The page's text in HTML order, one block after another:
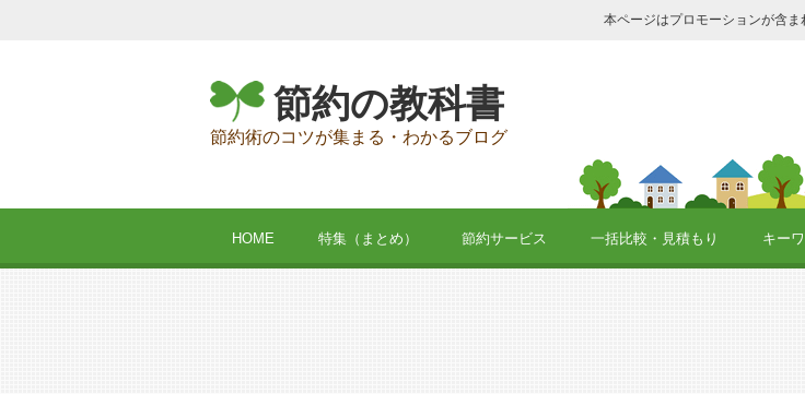
本ページはプロモーションが含ま
節約の教科書
節約術のコツが集まる・わかるブログ
HOME 特集（まとめ） 節約サービス 一括比較・見積もり キー